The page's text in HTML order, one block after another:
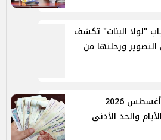
"لولا البنات" تكشف
ورحلتها من
موعد صرف مرتبات أغسطس 2026
والحد الأدنى